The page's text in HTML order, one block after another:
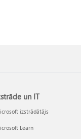
un IT
izstrādātājs
Learn